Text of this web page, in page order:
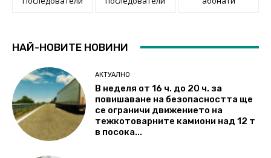
НАЙ-НОВИТЕ НОВИНИ
АКТУАЛНО
В неделя от 16 ч. до 20 ч. за
повишаване на безопасността ще
се ограничи движението на
тежкотоварните камиони над 12 т
в посока...